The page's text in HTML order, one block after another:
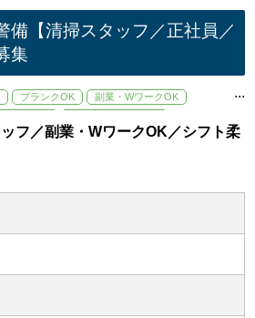
備【清掃スタッフ／正社員／
集
ブランクOK
副業・WワークOK
...
フ／副業・WワークOK／シフト柔